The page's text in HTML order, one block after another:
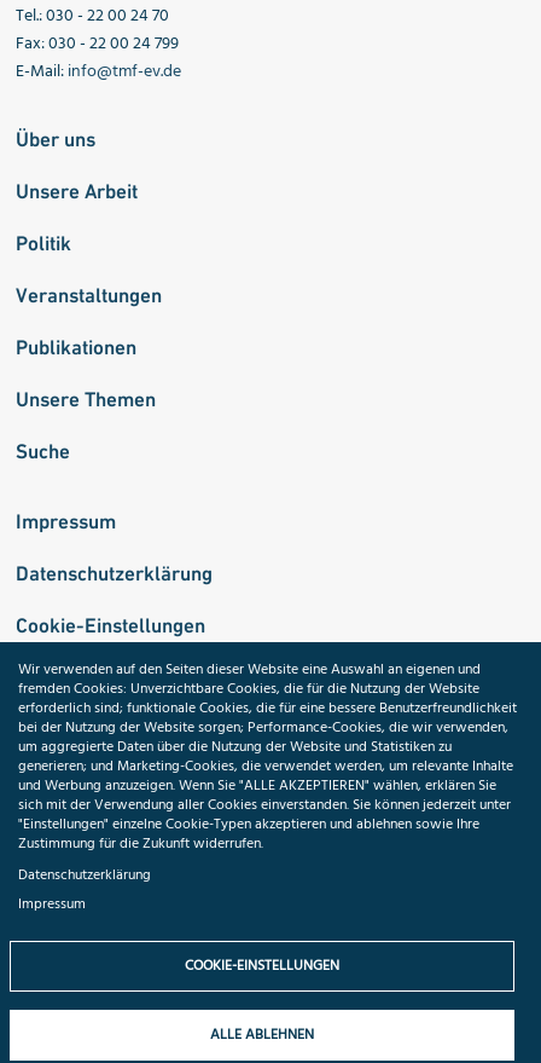
Tel.: 030 - 22 00 24 70
Fax: 030 - 22 00 24 799
E-Mail:info@tmf-ev.de
Über uns
Unsere Arbeit
Politik
Veranstaltungen
Publikationen
Unsere Themen
Suche
Impressum
Datenschutzerklärung
Cookie-Einstellungen
Medizininformatik-Initiative
ToolPool Gesundheitsforschung
Folgen Sie uns:
Wir verwenden auf den Seiten dieser Website eine Auswahl an eigenen und
fremden Cookies: Unverzichtbare Cookies, die für die Nutzung der Website
erforderlich sind; funktionale Cookies, die für eine bessere Benutzerfreundlichkeit
bei der Nutzung der Website sorgen; Performance-Cookies, die wir verwenden,
um aggregierte Daten über die Nutzung der Website und Statistiken zu
generieren; und Marketing-Cookies, die verwendet werden, um relevante Inhalte
und Werbung anzuzeigen. Wenn Sie "ALLE AKZEPTIEREN" wählen, erklären Sie
sich mit der Verwendung aller Cookies einverstanden. Sie können jederzeit unter
"Einstellungen" einzelne Cookie-Typen akzeptieren und ablehnen sowie Ihre
Zustimmung für die Zukunft widerrufen.
Datenschutzerklärung
Impressum
COOKIE-EINSTELLUNGEN
ALLE ABLEHNEN